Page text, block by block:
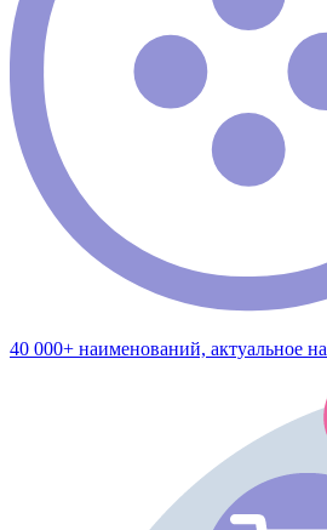
40 000+ наименований, актуальное